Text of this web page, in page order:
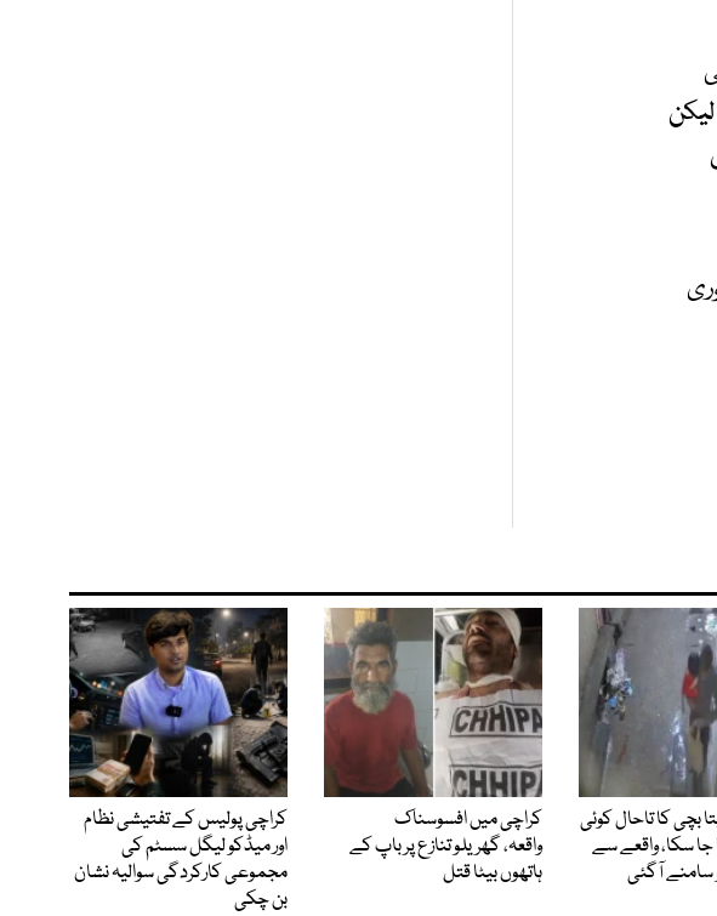
ٹی
بچی کا تاحال کوئی
جا سکا، واقعے سے
سامنے آگئی
کراچی میں افسوسناک
واقعہ، گھریلو تنازع پر باپ کے
ہاتھوں بیٹا قتل
کراچی پولیس کے تفتیشی نظام
اور میڈکو لیگل سسٹم کی
مجموعی کارکردگی سوالیہ نشان
بن چکی